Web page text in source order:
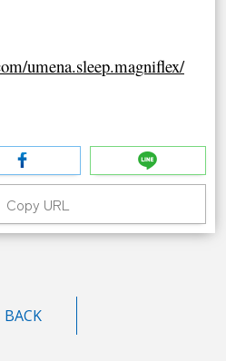
umena.sleep.magniflex/
Copy URL
BACK